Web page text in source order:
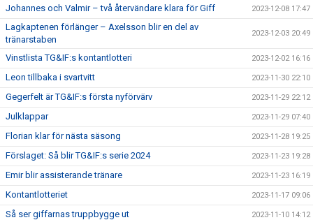
Johannes och Valmir – två återvändare klara för Giff 2023-12-08 17:47
Lagkaptenen förlänger – Axelsson blir en del av
tränarstaben
2023-12-03 20:49
Vinstlista TG&IF:s kontantlotteri 2023-12-02 16:16
Leon tillbaka i svartvitt 2023-11-30 22:10
Gegerfelt är TG&IF:s första nyförvärv 2023-11-29 22:12
Julklappar 2023-11-29 07:40
Florian klar för nästa säsong 2023-11-28 19:25
Förslaget: Så blir TG&IF:s serie 2024 2023-11-23 19:28
Emir blir assisterande tränare 2023-11-23 16:19
Kontantlotteriet 2023-11-17 09:06
Så ser giffarnas truppbygge ut 2023-11-10 14:12